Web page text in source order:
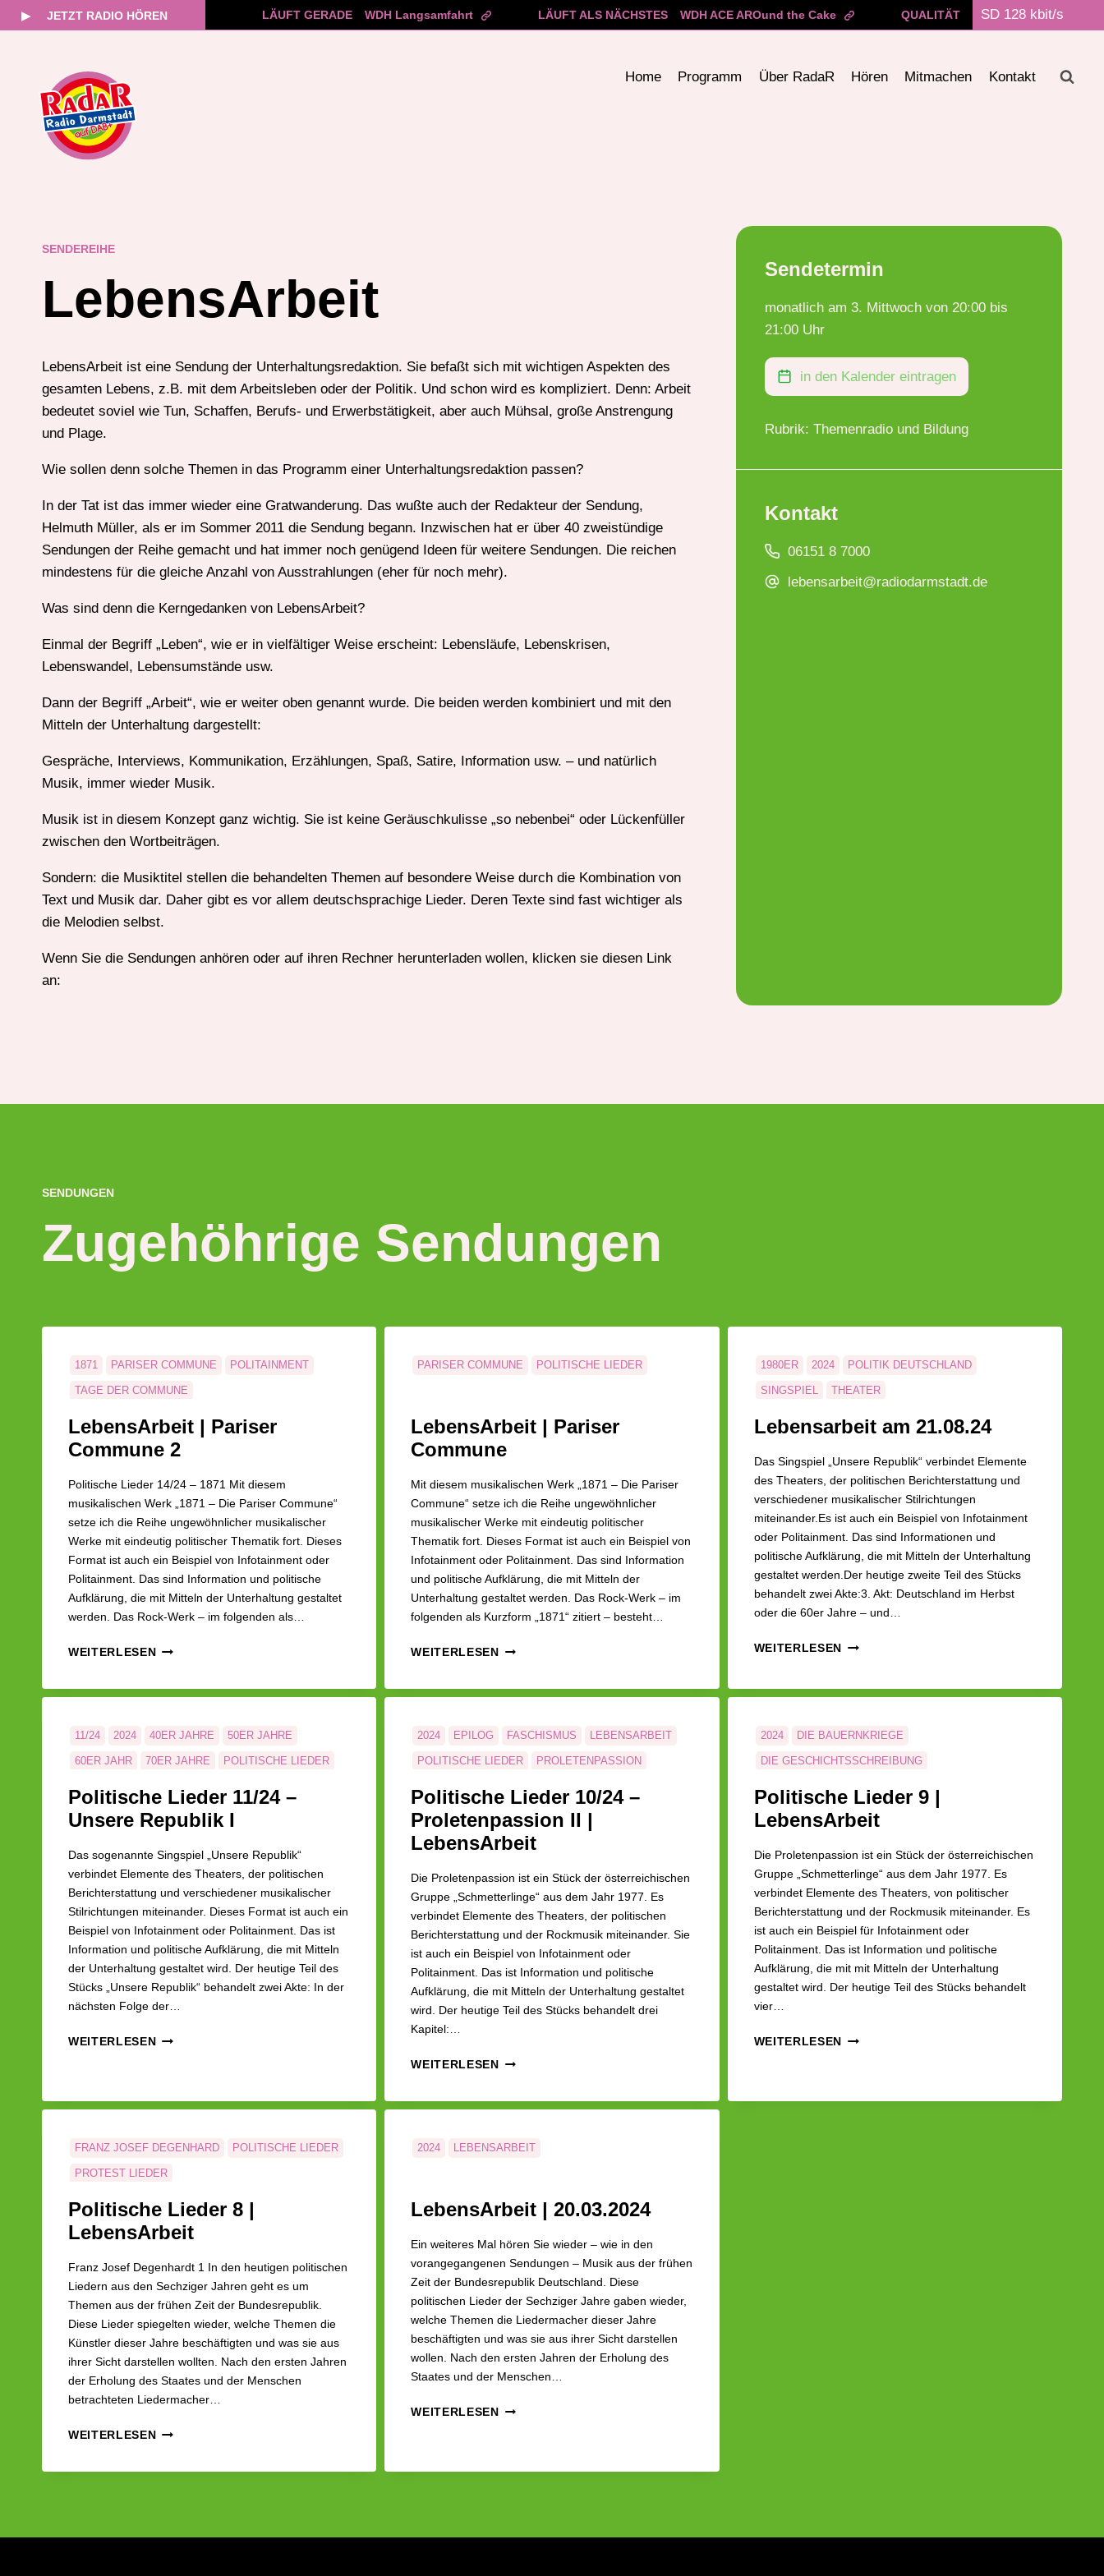
▶ JETZT RADIO HÖREN LÄUFT GERADE WDH Langsamfahrt LÄUFT ALS NÄCHSTES WDH ACE AROund the Cake QUALITÄT
Home Programm Über RadaR Hören Mitmachen Kontakt
SENDEREIHE
LebensArbeit
LebensArbeit ist eine Sendung der Unterhaltungsredaktion. Sie befaßt sich mit wichtigen Aspekten des
gesamten Lebens, z.B. mit dem Arbeitsleben oder der Politik. Und schon wird es kompliziert. Denn: Arbeit
bedeutet soviel wie Tun, Schaffen, Berufs- und Erwerbstätigkeit, aber auch Mühsal, große Anstrengung
und Plage.
Wie sollen denn solche Themen in das Programm einer Unterhaltungsredaktion passen?
In der Tat ist das immer wieder eine Gratwanderung. Das wußte auch der Redakteur der Sendung,
Helmuth Müller, als er im Sommer 2011 die Sendung begann. Inzwischen hat er über 40 zweistündige
Sendungen der Reihe gemacht und hat immer noch genügend Ideen für weitere Sendungen. Die reichen
mindestens für die gleiche Anzahl von Ausstrahlungen (eher für noch mehr).
Was sind denn die Kerngedanken von LebensArbeit?
Einmal der Begriff „Leben“, wie er in vielfältiger Weise erscheint: Lebensläufe, Lebenskrisen,
Lebenswandel, Lebensumstände usw.
Dann der Begriff „Arbeit“, wie er weiter oben genannt wurde. Die beiden werden kombiniert und mit den
Mitteln der Unterhaltung dargestellt:
Gespräche, Interviews, Kommunikation, Erzählungen, Spaß, Satire, Information usw. – und natürlich
Musik, immer wieder Musik.
Musik ist in diesem Konzept ganz wichtig. Sie ist keine Geräuschkulisse „so nebenbei“ oder Lückenfüller
zwischen den Wortbeiträgen.
Sondern: die Musiktitel stellen die behandelten Themen auf besondere Weise durch die Kombination von
Text und Musik dar. Daher gibt es vor allem deutschsprachige Lieder. Deren Texte sind fast wichtiger als
die Melodien selbst.
Wenn Sie die Sendungen anhören oder auf ihren Rechner herunterladen wollen, klicken sie diesen Link
an:
Sendetermin
monatlich am 3. Mittwoch von 20:00 bis
21:00 Uhr
in den Kalender eintragen
Rubrik: Themenradio und Bildung
Kontakt
06151 8 7000
lebensarbeit@radiodarmstadt.de
SENDUNGEN
Zugehöhrige Sendungen
1871 PARISER COMMUNE POLITAINMENT
TAGE DER COMMUNE
LebensArbeit | Pariser
Commune 2
Politische Lieder 14/24 – 1871 Mit diesem
musikalischen Werk „1871 – Die Pariser Commune“
setze ich die Reihe ungewöhnlicher musikalischer
Werke mit eindeutig politischer Thematik fort. Dieses
Format ist auch ein Beispiel von Infotainment oder
Politainment. Das sind Information und politische
Aufklärung, die mit Mitteln der Unterhaltung gestaltet
werden. Das Rock-Werk – im folgenden als…
WEITERLESENLEBENSARBEIT
COMMUNE
PARISER COMMUNE POLITISCHE LIEDER
LebensArbeit | Pariser
Commune
Mit diesem musikalischen Werk „1871 – Die Pariser
Commune“ setze ich die Reihe ungewöhnlicher
musikalischer Werke mit eindeutig politischer
Thematik fort. Dieses Format ist auch ein Beispiel von
Infotainment oder Politainment. Das sind Information
und politische Aufklärung, die mit Mitteln der
Unterhaltung gestaltet werden. Das Rock-Werk – im
folgenden als Kurzform „1871“ zitiert – besteht…
WEITERLESENLEBENSARBEIT
COMMUNE
1980ER 2024 POLITIK DEUTSCHLAND
SINGSPIEL THEATER
Lebensarbeit am 21.08.24
Das Singspiel „Unsere Republik“ verbindet Elemente
des Theaters, der politischen Berichterstattung und
verschiedener musikalischer Stilrichtungen
miteinander.Es ist auch ein Beispiel von Infotainment
oder Politainment. Das sind Informationen und
politische Aufklärung, die mit Mitteln der Unterhaltung
gestaltet werden.Der heutige zweite Teil des Stücks
behandelt zwei Akte:3. Akt: Deutschland im Herbst
oder die 60er Jahre – und…
WEITERLESEN
LEBENSARBEIT
11/24 2024 40ER JAHRE 50ER JAHRE
60ER JAHR 70ER JAHRE POLITISCHE LIEDER
Politische Lieder 11/24 –
Unsere Republik I
Das sogenannte Singspiel „Unsere Republik“
verbindet Elemente des Theaters, der politischen
Berichterstattung und verschiedener musikalischer
Stilrichtungen miteinander. Dieses Format ist auch ein
Beispiel von Infotainment oder Politainment. Das ist
Information und politische Aufklärung, die mit Mitteln
der Unterhaltung gestaltet wird. Der heutige Teil des
Stücks „Unsere Republik“ behandelt zwei Akte: In der
nächsten Folge der…
WEITERLESENPOLITISCHE
UNSERE
I
2024 EPILOG FASCHISMUS LEBENSARBEIT
POLITISCHE LIEDER PROLETENPASSION
Politische Lieder 10/24 –
Proletenpassion II |
LebensArbeit
Die Proletenpassion ist ein Stück der österreichischen
Gruppe „Schmetterlinge“ aus dem Jahr 1977. Es
verbindet Elemente des Theaters, der politischen
Berichterstattung und der Rockmusik miteinander. Sie
ist auch ein Beispiel von Infotainment oder
Politainment. Das ist Information und politische
Aufklärung, die mit Mitteln der Unterhaltung gestaltet
wird. Der heutige Teil des Stücks behandelt drei
Kapitel:…
WEITERLESENPOLITISCHE
–
II
2024 DIE BAUERNKRIEGE
DIE GESCHICHTSSCHREIBUNG
DIE REVOLUTION DER BÜRGER LEBENSARBEIT
Politische Lieder 9 |
LebensArbeit
Die Proletenpassion ist ein Stück der österreichischen
Gruppe „Schmetterlinge“ aus dem Jahr 1977. Es
verbindet Elemente des Theaters, von politischer
Berichterstattung und der Rockmusik miteinander. Es
ist auch ein Beispiel für Infotainment oder
Politainment. Das ist Information und politische
Aufklärung, die mit mit Mitteln der Unterhaltung
gestaltet wird. Der heutige Teil des Stücks behandelt
vier…
WEITERLESEN
POLITISCHE
FRANZ JOSEF DEGENHARD POLITISCHE LIEDER
PROTEST LIEDER
Politische Lieder 8 |
LebensArbeit
Franz Josef Degenhardt 1 In den heutigen politischen
Liedern aus den Sechziger Jahren geht es um
Themen aus der frühen Zeit der Bundesrepublik.
Diese Lieder spiegelten wieder, welche Themen die
Künstler dieser Jahre beschäftigten und was sie aus
ihrer Sicht darstellen wollten. Nach den ersten Jahren
der Erholung des Staates und der Menschen
betrachteten Liedermacher…
WEITERLESENPOLITISCHE
2024 LEBENSARBEIT
LebensArbeit | 20.03.2024
Ein weiteres Mal hören Sie wieder – wie in den
vorangegangenen Sendungen – Musik aus der frühen
Zeit der Bundesrepublik Deutschland. Diese
politischen Lieder der Sechziger Jahre gaben wieder,
welche Themen die Liedermacher dieser Jahre
beschäftigten und was sie aus ihrer Sicht darstellen
wollen. Nach den ersten Jahren der Erholung des
Staates und der Menschen…
WEITERLESENLEBENSARBEIT